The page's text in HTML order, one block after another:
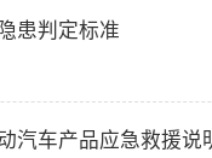
患判定标准
汽车产品应急救援说